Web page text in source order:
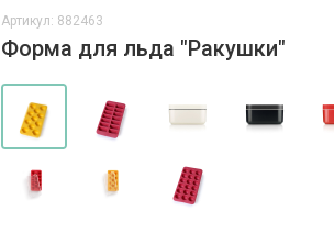
Артикул: 882463
Форма для льда "Ракушки"